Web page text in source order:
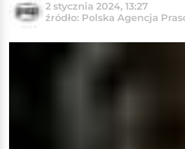
2 stycznia 2024, 13:27
źródło: Polska Agencja